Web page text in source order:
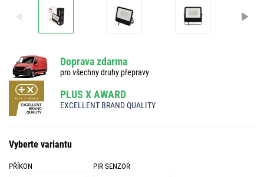
Doprava zdarma
pro všechny druhy přepravy
PLUS X AWARD
EXCELLENT BRAND QUALITY
Vyberte variantu
PŘÍKON
PIR SENZOR